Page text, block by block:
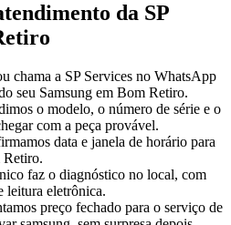
da SP
chama a SP Services no WhatsApp
seu Samsung em Bom Retiro.
o modelo, o número de série e o
com a peça provável.
data e janela de horário para
Retiro.
faz o diagnóstico no local, com
leitura eletrônica.
preço fechado para o serviço de